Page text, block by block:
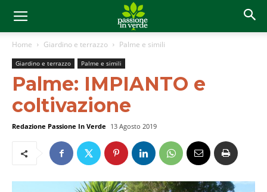
Home Giardino e terrazzo Palme e simili
Giardino e terrazzo Palme e simili
Palme: IMPIANTO e
coltivazione
Redazione Passione In Verde 13 Agosto 2019